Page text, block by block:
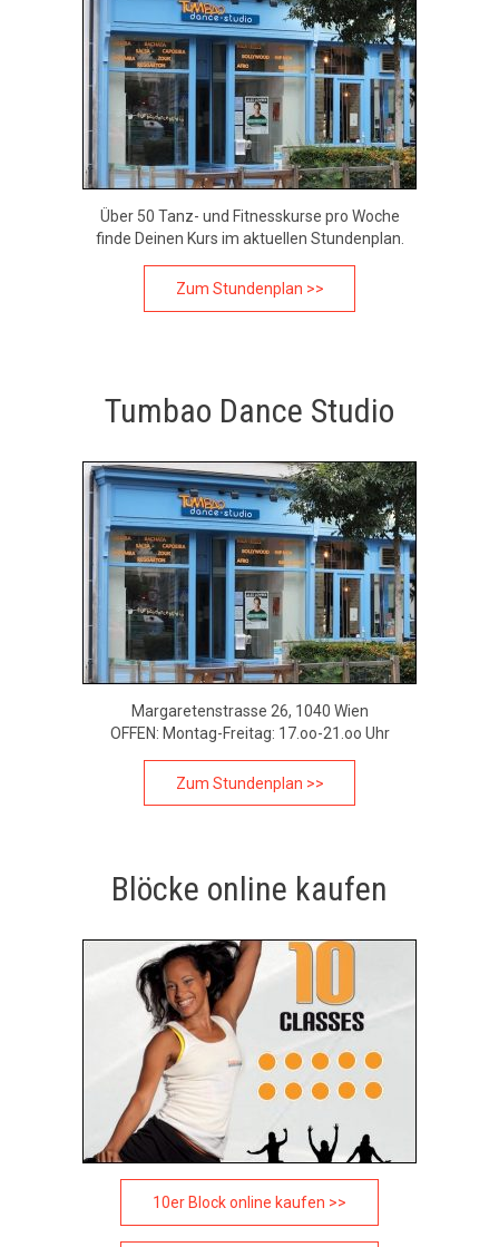
Über 50 Tanz- und Fitnesskurse pro Woche
finde Deinen Kurs im aktuellen Stundenplan.
Zum Stundenplan >>
Tumbao Dance Studio
Margaretenstrasse 26, 1040 Wien
OFFEN: Montag-Freitag: 17.oo-21.oo Uhr
Zum Stundenplan >>
Blöcke online kaufen
10er Block online kaufen >>